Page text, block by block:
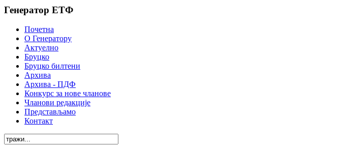
Генератор ЕТФ
Почетна
О Генератору
Актуелно
Бруцко
Бруцко билтени
Архива
Архива - ПДФ
Конкурс за нове чланове
Чланови редакције
Представљамо
Контакт